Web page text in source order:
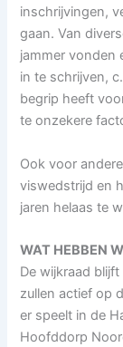
inschrijvingen,
gaan. Van
jammer vonden
in te schrijven,
begrip heeft
te onzekere
Ook voor
viswedstrijd en
jaren helaas te
WAT HEBBEN
De wijkraad
zullen actief op
er speelt in de
Hoofddorp